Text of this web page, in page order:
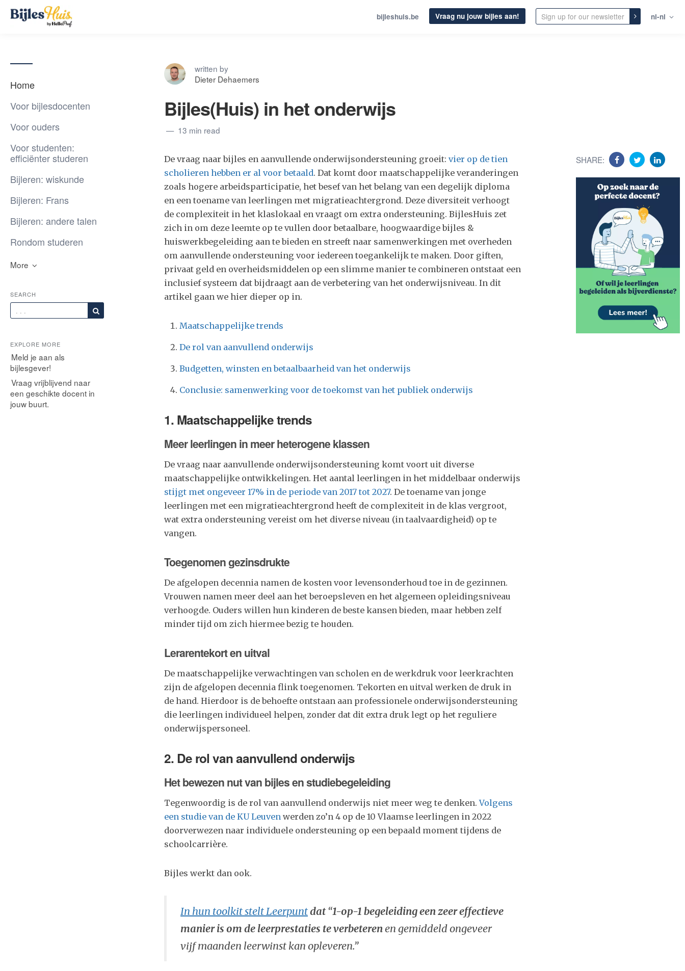
bijleshuis.be Vraag nu jouw bijles aan! nl-nl
Home
Voor bijlesdocenten
Voor ouders
Voor studenten:
efficiënter studeren
Bijleren: wiskunde
Bijleren: Frans
Bijleren: andere talen
Rondom studeren
More
SEARCH
EXPLORE MORE
Meld je aan als
bijlesgever!
Vraag vrijblijvend naar
een geschikte docent in
jouw buurt.
written by
Dieter Dehaemers
Bijles(Huis) in het onderwijs
13 min read
De vraag naar bijles en aanvullende onderwijsondersteuning groeit: vier op de tien
scholieren hebben er al voor betaald. Dat komt door maatschappelijke veranderingen
zoals hogere arbeidsparticipatie, het besef van het belang van een degelijk diploma
en een toename van leerlingen met migratieachtergrond. Deze diversiteit verhoogt
de complexiteit in het klaslokaal en vraagt om extra ondersteuning. BijlesHuis zet
zich in om deze leemte op te vullen door betaalbare, hoogwaardige bijles &
huiswerkbegeleiding aan te bieden en streeft naar samenwerkingen met overheden
om aanvullende ondersteuning voor iedereen toegankelijk te maken. Door giften,
privaat geld en overheidsmiddelen op een slimme manier te combineren ontstaat een
inclusief systeem dat bijdraagt aan de verbetering van het onderwijsniveau. In dit
artikel gaan we hier dieper op in.
Maatschappelijke trends
De rol van aanvullend onderwijs
Budgetten, winsten en betaalbaarheid van het onderwijs
Conclusie: samenwerking voor de toekomst van het publiek onderwijs
1. Maatschappelijke trends
Meer leerlingen in meer heterogene klassen
De vraag naar aanvullende onderwijsondersteuning komt voort uit diverse
maatschappelijke ontwikkelingen. Het aantal leerlingen in het middelbaar onderwijs
stijgt met ongeveer 17% in de periode van 2017 tot 2027. De toename van jonge
leerlingen met een migratieachtergrond heeft de complexiteit in de klas vergroot,
wat extra ondersteuning vereist om het diverse niveau (in taalvaardigheid) op te
vangen.
Toegenomen gezinsdrukte
De afgelopen decennia namen de kosten voor levensonderhoud toe in de gezinnen.
Vrouwen namen meer deel aan het beroepsleven en het algemeen opleidingsniveau
verhoogde. Ouders willen hun kinderen de beste kansen bieden, maar hebben zelf
minder tijd om zich hiermee bezig te houden.
Lerarentekort en uitval
De maatschappelijke verwachtingen van scholen en de werkdruk voor leerkrachten
zijn de afgelopen decennia flink toegenomen. Tekorten en uitval werken de druk in
de hand. Hierdoor is de behoefte ontstaan aan professionele onderwijsondersteuning
die leerlingen individueel helpen, zonder dat dit extra druk legt op het reguliere
onderwijspersoneel.
2. De rol van aanvullend onderwijs
Het bewezen nut van bijles en studiebegeleiding
Tegenwoordig is de rol van aanvullend onderwijs niet meer weg te denken.Volgens
een studie van de KU Leuven werden zo’n 4 op de 10 Vlaamse leerlingen in 2022
doorverwezen naar individuele ondersteuning op een bepaald moment tijdens de
schoolcarrière.
Bijles werkt dan ook.
In hun toolkit stelt Leerpuntdat “1-op-1 begeleiding een zeer effectieve
manier is om de leerprestaties te verbeterenen gemiddeld ongeveer
vijf maanden leerwinst kan opleveren.”
SHARE: